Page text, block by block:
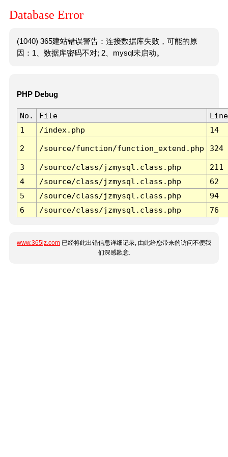
Database Error
(1040) 365建站错误警告：连接数据库失败，可能的原
因：1、数据库密码不对; 2、mysql未启动。
PHP Debug
No. File
Line
1
/index.php 14
2 /source/function/function_extend.php 324
3 /source/class/jzmysql.class.php
211
4
/source/class/jzmysql.class.php
62
5
/source/class/jzmysql.class.php
94
6
/source/class/jzmysql.class.php 76
www.365jz.com 已经将此出错信息详细记录, 由此给您带来的访问不便我
们深感歉意.